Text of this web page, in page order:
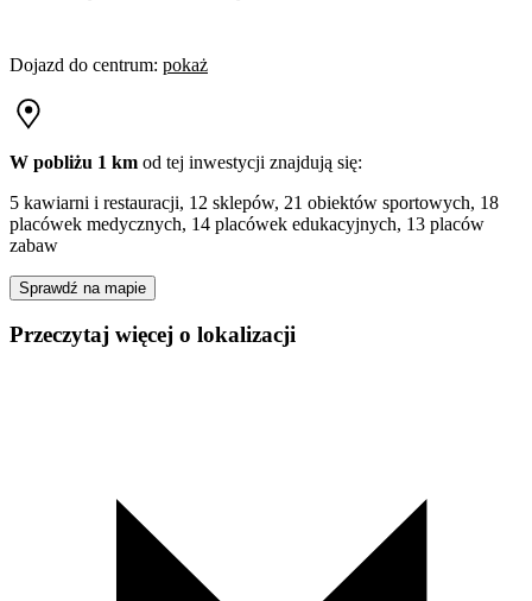
Dojazd do centrum: pokaż
W pobliżu 1 km od tej inwestycji znajdują się:
5 kawiarni i restauracji, 12 sklepów, 21 obiektów sportowych, 18
placówek medycznych, 14 placówek edukacyjnych, 13 placów
zabaw
Sprawdź na mapie
Przeczytaj więcej o lokalizacji